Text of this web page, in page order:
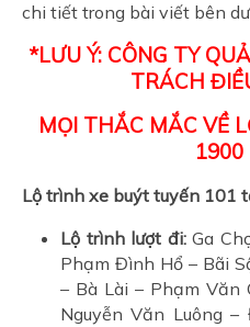
chi tiết trong bài viết bên
*LƯU Ý: CÔNG TY
TRÁCH
MỌI THẮC MẮC VỀ
1900
Lộ trình xe buýt tuyến 101
Lộ trình lượt đi:Ga
Phạm Đình Hổ – Bãi
– Bà Lài – Phạm Văn
Nguyễn Văn Luông